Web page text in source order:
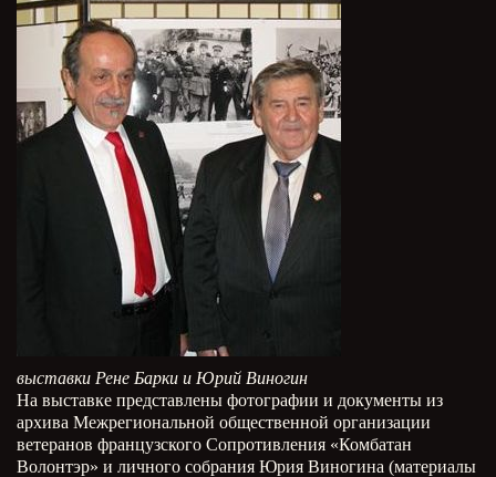
выставки Рене Барки и Юрий Виногин
На выставке представлены фотографии и документы из
архива Межрегиональной общественной организации
ветеранов французского Сопротивления «Комбатан
Волонтэр» и личного собрания Юрия Виногина (материалы